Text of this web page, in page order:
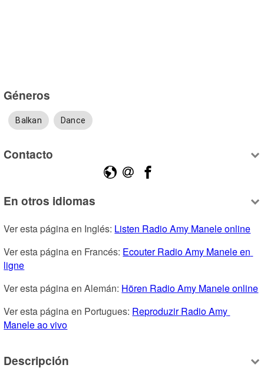
Géneros
Balkan Dance
Contacto
En otros idiomas
Ver esta página en Inglés: Listen Radio Amy Manele online
Ver esta página en Francés: Ecouter Radio Amy Manele en
ligne
Ver esta página en Alemán: Hören Radio Amy Manele online
Ver esta página en Portugues: Reproduzir Radio Amy
Manele ao vivo
Descripción